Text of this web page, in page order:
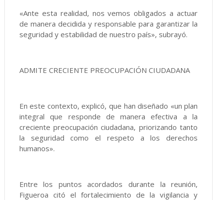
«Ante esta realidad, nos vemos obligados a actuar
de manera decidida y responsable para garantizar la
seguridad y estabilidad de nuestro país», subrayó.
ADMITE CRECIENTE PREOCUPACIÓN CIUDADANA
En este contexto, explicó, que han diseñado «un plan
integral que responde de manera efectiva a la
creciente preocupación ciudadana, priorizando tanto
la seguridad como el respeto a los derechos
humanos».
Entre los puntos acordados durante la reunión,
Figueroa citó el fortalecimiento de la vigilancia y